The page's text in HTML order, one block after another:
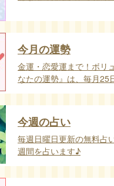
今月の運勢
金運・恋愛運まで！ボリ
なたの運勢』は、毎月25
今週の占い
毎週日曜日更新の無料占
週間を占います♪